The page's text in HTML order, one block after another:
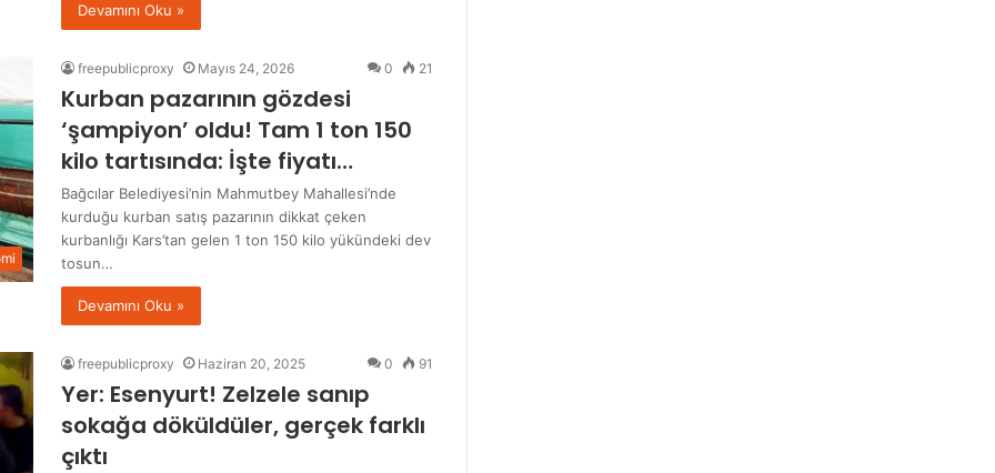
Devamını Oku »
freepublicproxy Mayıs 24, 2026 0 21
Kurban pazarının gözdesi
‘şampiyon’ oldu! Tam 1 ton 150
kilo tartısında: İşte fiyatı…
Bağcılar Belediyesi’nin Mahmutbey Mahallesi’nde
kurduğu kurban satış pazarının dikkat çeken
kurbanlığı Kars’tan gelen 1 ton 150 kilo yükündeki dev
tosun…
Devamını Oku »
freepublicproxy Haziran 20, 2025 0 91
Yer: Esenyurt! Zelzele sanıp
sokağa döküldüler, gerçek farklı
çıktı